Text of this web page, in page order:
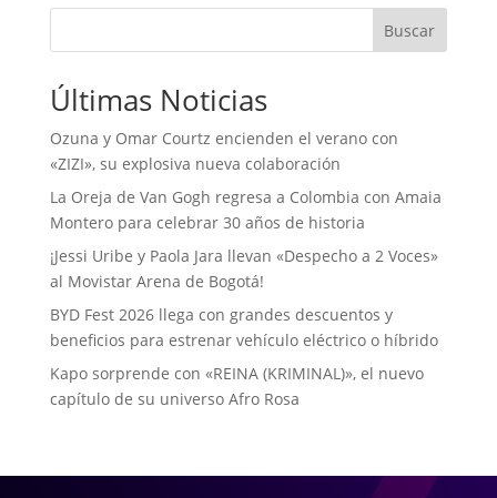
Buscar
Últimas Noticias
Ozuna y Omar Courtz encienden el verano con
«ZIZI», su explosiva nueva colaboración
La Oreja de Van Gogh regresa a Colombia con Amaia
Montero para celebrar 30 años de historia
¡Jessi Uribe y Paola Jara llevan «Despecho a 2 Voces»
al Movistar Arena de Bogotá!
BYD Fest 2026 llega con grandes descuentos y
beneficios para estrenar vehículo eléctrico o híbrido
Kapo sorprende con «REINA (KRIMINAL)», el nuevo
capítulo de su universo Afro Rosa